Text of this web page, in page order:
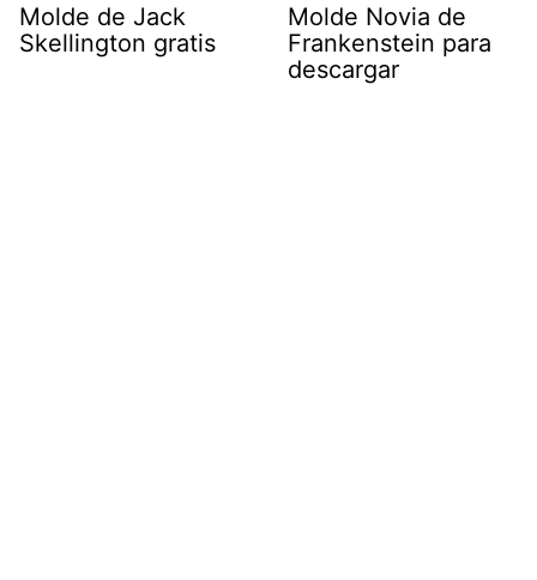
Molde de Jack
Skellington gratis
Molde Novia de
Frankenstein para
descargar